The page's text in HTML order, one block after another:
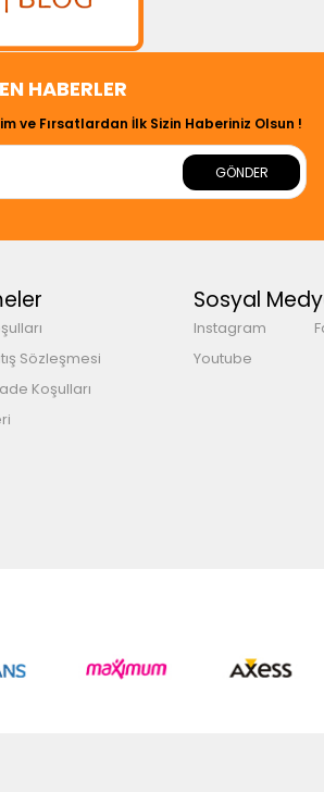
HABERLER
ve Fırsatlardan İlk Sizin Haberiniz Olsun !
GÖNDER
Sözleşmesi
Koşulları
Sosyal
Instagram
Youtube